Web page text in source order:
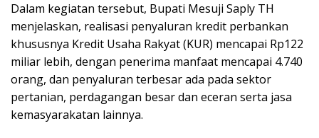
Dalam kegiatan tersebut, Bupati Mesuji Saply TH
menjelaskan, realisasi penyaluran kredit perbankan
khususnya Kredit Usaha Rakyat (KUR) mencapai Rp122
miliar lebih, dengan penerima manfaat mencapai 4.740
orang, dan penyaluran terbesar ada pada sektor
pertanian, perdagangan besar dan eceran serta jasa
kemasyarakatan lainnya.